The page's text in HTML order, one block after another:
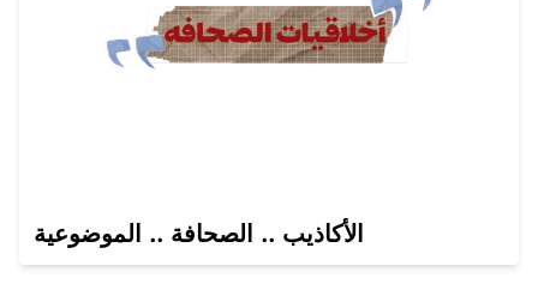
الأكاذيب .. الصحافة .. الموضوعية